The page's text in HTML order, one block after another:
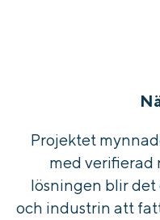
Projektet
med verifierad
lösningen blir
och industrin att